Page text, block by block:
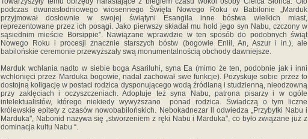
podczas dwunastodniowego wiosennego Święta Nowego Roku w Babilonie „Marduk
przyjmował dosłownie w swojej świątyni Esangila inne bóstwa wielkich miast,
reprezentowane przez ich posągi. Jako pierwszy składał mu hołd jego syn Nabu, czczony w
sąsiednim mieście Borsippie”. Nawiązane wprawdzie w ten sposób do podobnych świąt
Nowego Roku i procesji znacznie starszych bóstw (bogowie Enlil, An, Aszur i in.), ale
babilońskie ceremonie przewyższały swą monumentalnością obchody dawniejsze.
Marduk wchłania nadto w siebie boga Asariluhi, syna Ea (mimo że ten, podobnie jak i inni
wchlonięci przez Marduka bogowie, nadal zachował swe funkcje). Pozyskuje sobie przez to
dostojną koligację w postaci rodzica dysponującego wodą źródlaną i studzienną, nieodzowną
przy zaklęciach i oczyszczeniach. Adoptuje też syna Nabu, patrona pisarzy i w ogóle
intelektualistów, którego niekiedy wywyższano ponad rodzica. Świadczą o tym liczne
królewskie epitety z czasów nowobabilońskich. Nebokadnezar ll odwiedza „Przybytki Nabu i
Marduka", Nabonid nazywa się „stworzeniem z ręki Nabu i Marduka", co było związane już z
dominacja kultu Nabu “.